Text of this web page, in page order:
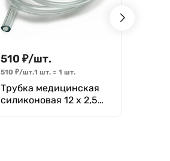
510 ₽/шт.
510 ₽/шт.1 шт. =1 шт.
Трубка медицинская
силиконовая 12 х 2,5